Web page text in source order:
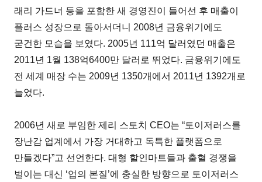
래리 가드너 등을 포함한 새 경영진이 들어선 후 매출이
플러스 성장으로 돌아서더니 2008년 금융위기에도
굳건한 모습을 보였다. 2005년 111억 달러였던 매출은
2011년 1월 138억6400만 달러로 뛰었다. 금융위기에도
전 세계 매장 수는 2009년 1350개에서 2011년 1392개로
늘었다.
2006년 새로 부임한 제리 스토치 CEO는 “토이저러스를
장난감 업계에서 가장 거대하고 독특한 플랫폼으로
만들겠다”고 선언한다. 대형 할인마트들과 출혈 경쟁을
벌이는 대신 ‘업의 본질’에 충실한 방향으로 토이저러스